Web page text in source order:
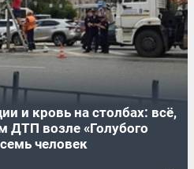
и кровь на столбах: всё,
ДТП возле «Голубого
человек